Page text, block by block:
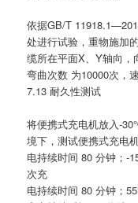
依据GB/T
处进行试验，重物施加
缆所在平面X、Y轴向，
弯曲次数 为10000次，
7.13 耐久性测试
将便携式充电机放入-
境下，测试便携式充电
电持续时间 80 分钟；-
次充
电持续时间 80 分钟；